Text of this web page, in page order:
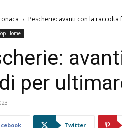
Pescherie: avanti con la
Home
per
Twitter